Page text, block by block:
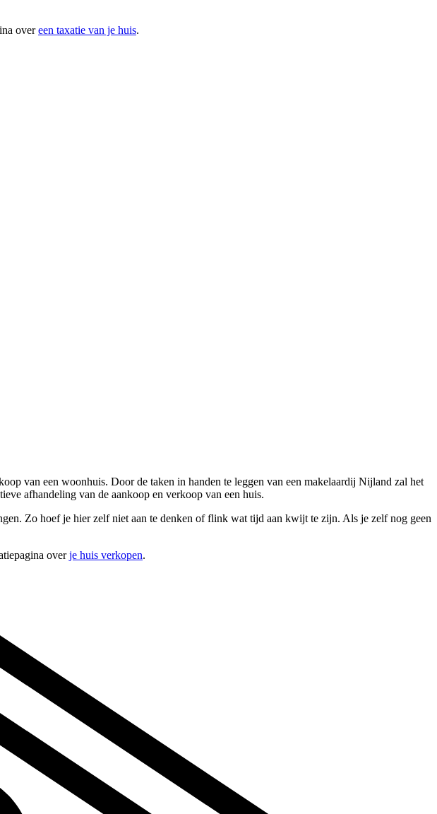
overeen taxatie van je huis.
van een woonhuis. Door de taken in handen te leggen van een makelaardij Nijland zal het
afhandeling van de aankoop en verkoop van een huis.
Zo hoef je hier zelf niet aan te denken of flink wat tijd aan kwijt te zijn. Als je zelf nog geen
overje huis verkopen.